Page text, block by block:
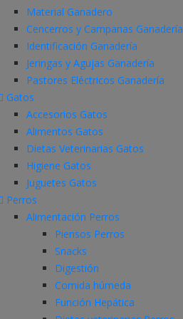
Material Ganadero
Cencerros y Campanas Ganadería
Identificación Ganadería
Jeringas y Agujas Ganadería
Pastores Eléctricos Ganadería
Gatos
Accesorios Gatos
Alimentos Gatos
Dietas Veterinarias Gatos
Higiene Gatos
Juguetes Gatos
Perros
Alimentación Perros
Piensos Perros
Snacks
Digestión
Comida húmeda
Función Hepática